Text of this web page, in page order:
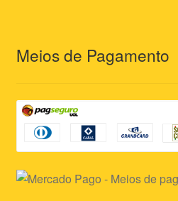
Meios de Pagamento